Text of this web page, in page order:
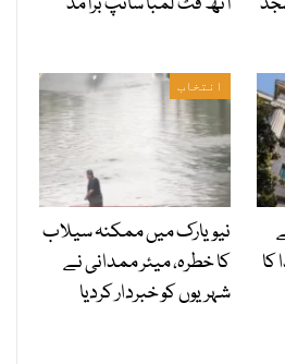
کا
انتخاب
نیویارک میں ممکنہ سیلاب
کا خطرہ، میئر ممدانی نے
شہریوں کو خبردار کردیا